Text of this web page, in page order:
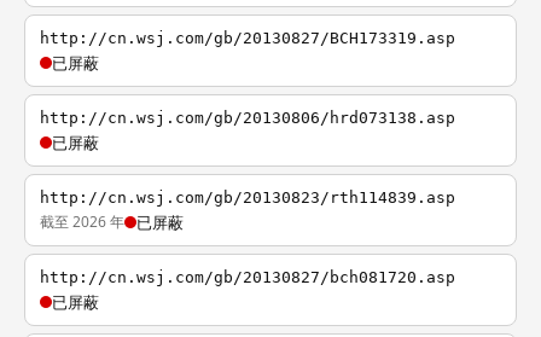
http://cn.wsj.com/gb/20130827/BCH173319.asp
已屏蔽
http://cn.wsj.com/gb/20130806/hrd073138.asp
已屏蔽
http://cn.wsj.com/gb/20130823/rth114839.asp
截至 2026 年 已屏蔽
http://cn.wsj.com/gb/20130827/bch081720.asp
已屏蔽